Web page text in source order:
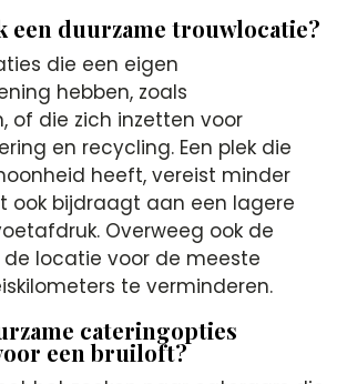
een duurzame trouwlocatie?
die een eigen
hebben, zoals
of die zich inzetten voor
en recycling. Een plek die
heeft, vereist minder
ook bijdraagt aan een lagere
Overweeg ook de
locatie voor de meeste
te verminderen.
cateringopties
een bruiloft?